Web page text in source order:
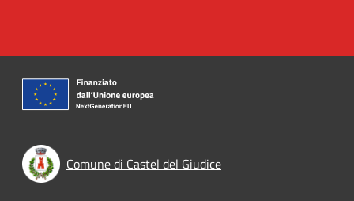
Comune di Castel del Giudice